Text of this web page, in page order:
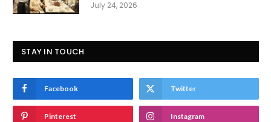
July 24, 2026
STAY IN TOUCH
Facebook Twitter
Pinterest Instagram